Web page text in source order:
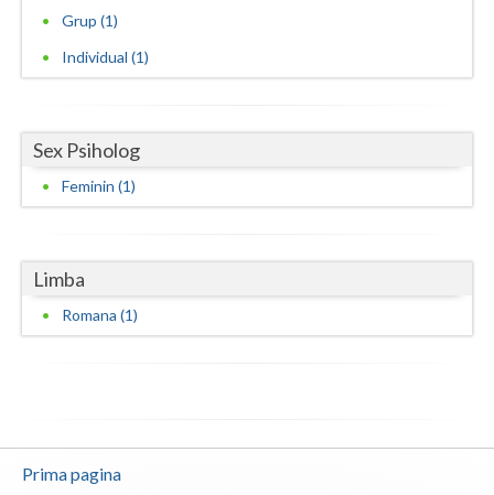
Neamt
Olt
Salaj
Satu-Mare
Teleorman
Valcea
Grup (1)
Individual (1)
Sex Psiholog
Feminin (1)
Limba
Romana (1)
Prima pagina